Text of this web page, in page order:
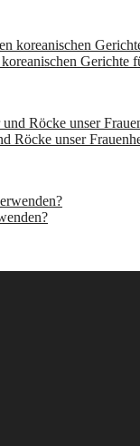
Gerichte
Röcke unser